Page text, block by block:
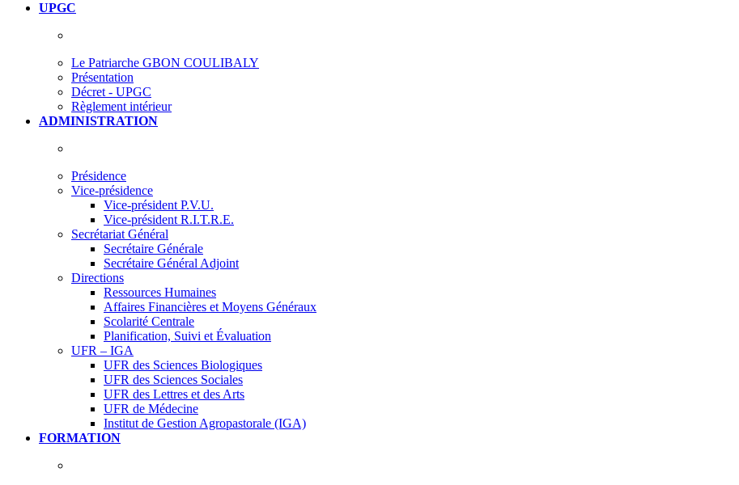
UPGC
Le Patriarche GBON COULIBALY
Présentation
Décret - UPGC
Règlement intérieur
ADMINISTRATION
Présidence
Vice-présidence
Vice-président P.V.U.
Vice-président R.I.T.R.E.
Secrétariat Général
Secrétaire Générale
Secrétaire Général Adjoint
Directions
Ressources Humaines
Affaires Financières et Moyens Généraux
Scolarité Centrale
Planification, Suivi et Évaluation
UFR – IGA
UFR des Sciences Biologiques
UFR des Sciences Sociales
UFR des Lettres et des Arts
UFR de Médecine
Institut de Gestion Agropastorale (IGA)
FORMATION